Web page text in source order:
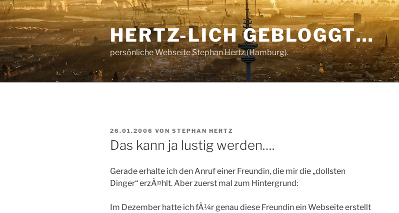
Zum
Inhalt
springen
HERTZ-LICH GEBLOGGT…
persönliche Webseite Stephan Hertz (Hamburg).
VERÖFFENTLICHT
AM
26.01.2006 VON STEPHAN HERTZ
Das kann ja lustig werden….
Gerade erhalte ich den Anruf einer Freundin, die mir die „dollsten
Dinger“ erzÃ¤hlt. Aber zuerst mal zum Hintergrund:
Im Dezember hatte ich fÃ¼r genau diese Freundin ein Webseite erstellt